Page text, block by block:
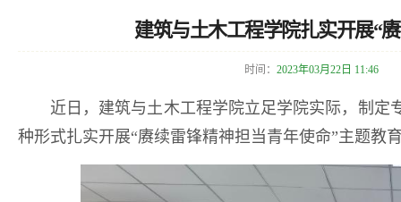
建筑与土木工程学院扎实开展“
时间： 2023年03月22日 11:46
近日，建筑与土木工程学院立足学院实际，制
种形式扎实开展“赓续雷锋精神担当青年使命”主题教